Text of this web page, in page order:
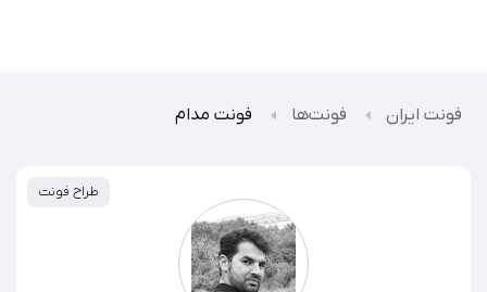
فونت ایران فونت‌ها فونت مدام
طراح فونت